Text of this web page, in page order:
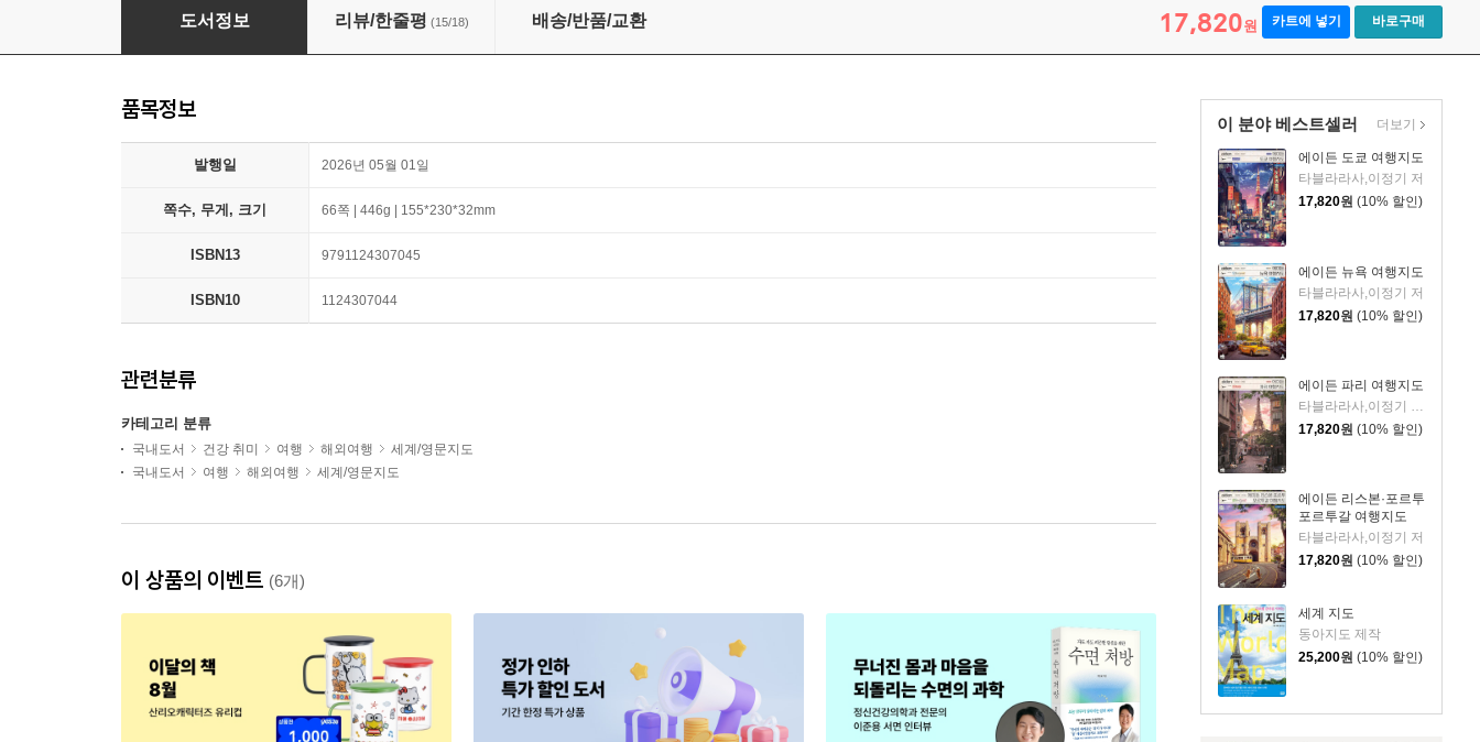
에이든 세계지도로 세계여행 계획하기
도서정보 리뷰/한줄평 (15/18) 배송/반품/교환 17,820원 카트에 넣기 바로구매
이 분야 베스트셀러
에이든 도쿄 여행지도
타블라라사,이정기 저
17,820원 (10% 할인)
에이든 뉴욕 여행지도
타블라라사,이정기 저
17,820원 (10% 할인)
에이든 파리 여행지도
타블라라사,이정기 공저
17,820원 (10% 할인)
에이든 리스본·포르투
포르투갈 여행지도
타블라라사,이정기 저
17,820원 (10% 할인)
세계 지도
동아지도 제작
25,200원 (10% 할인)
더보기
품목정보
발행일 2026년 05월 01일
쪽수, 무게, 크기 66쪽 | 446g | 155*230*32mm
ISBN13 9791124307045
ISBN10 1124307044
관련분류
카테고리 분류
국내도서 건강 취미 여행 해외여행
세계/영문지도
국내도서
여행 해외여행 세계/영문지도
이 상품의 이벤트 (6개)